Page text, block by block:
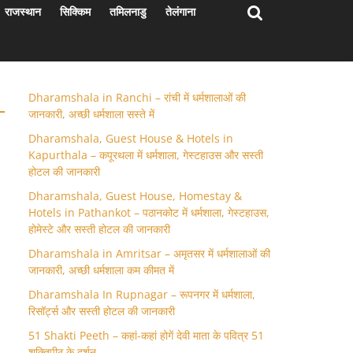
राजस्थान सिक्किम तमिलनाडु तेलंगाना
Dharamshala in Ranchi – रांची में धर्मशालाओं की
जानकारी, अच्छी धर्मशाला सस्ते में
Dharamshala, Guest House & Hotels in
Kapurthala – कपूरथला में धर्मशाला, गेस्टहाउस और सस्ती
होटल की जानकारी
Dharamshala, Guest House, Homestay &
Hotels in Pathankot – पठानकोट में धर्मशाला, गेस्टहाउस,
होमेस्टे और सस्ती होटल की जानकारी
Dharamshala in Amritsar – अमृतसर में धर्मशालाओं की
जानकारी, अच्छी धर्मशाला कम कीमत में
Dharamshala In Rupnagar – रूपनगर में धर्मशाला,
रिसॉर्ट्स और सस्ती होटल की जानकारी
51 Shakti Peeth – कहां-कहां होगें देवी माता के पवित्र 51